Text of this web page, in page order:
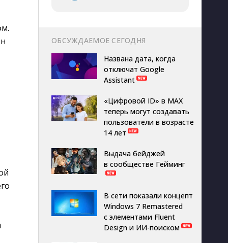
ОБСУЖДАЕМОЕ СЕГОДНЯ
Названа дата, когда
отключат Google
Assistant
«Цифровой ID» в MAX
теперь могут создавать
пользователи в возрасте
14 лет
Выдача бейджей
в сообществе Гейминг
В сети показали концепт
Windows 7 Remastered
с элементами Fluent
Design и ИИ-поиском